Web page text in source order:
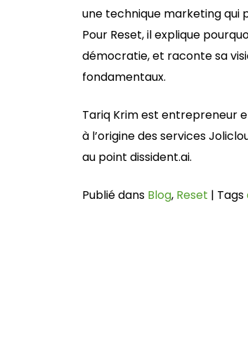
une technique marketing qui
Pour Reset, il explique
démocratie, et raconte sa
fondamentaux.
Tariq Krim est entrepreneur
à l’origine des services
au point dissident.ai.
Publié dans Blog, Reset | Tags